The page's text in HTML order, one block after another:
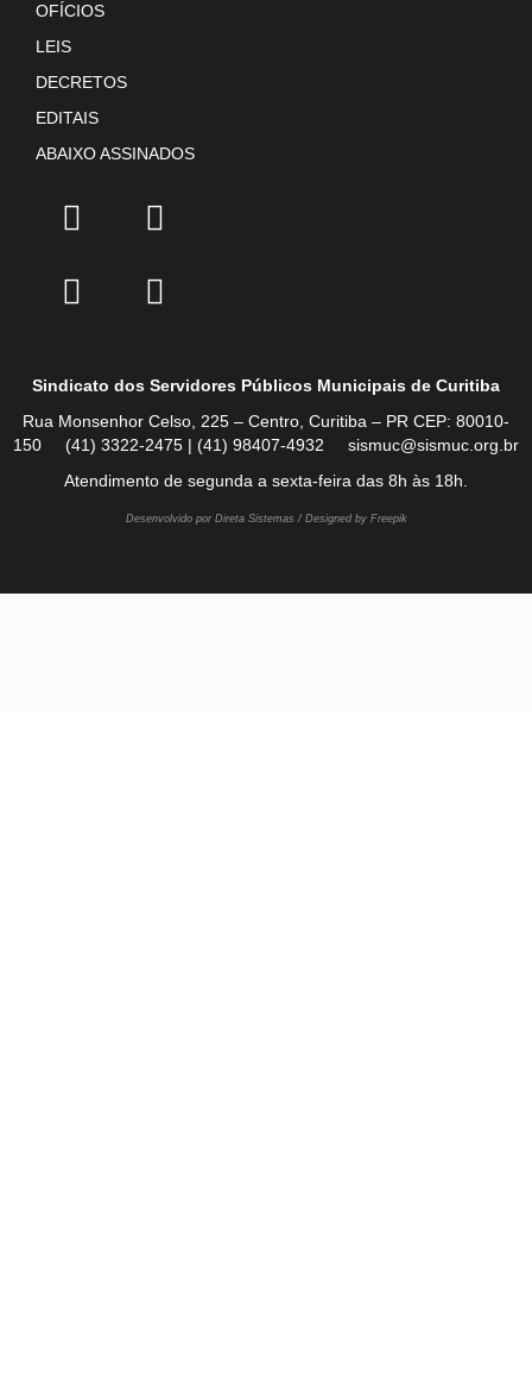
OFÍCIOS
LEIS
DECRETOS
EDITAIS
ABAIXO ASSINADOS
Sindicato dos Servidores Públicos Municipais de Curitiba
Rua Monsenhor Celso, 225 – Centro, Curitiba – PR CEP: 80010-
150 (41) 3322-2475 | (41) 98407-4932 sismuc@sismuc.org.br
Atendimento de segunda a sexta-feira das 8h às 18h.
Desenvolvido por Direta Sistemas / Designed by Freepik